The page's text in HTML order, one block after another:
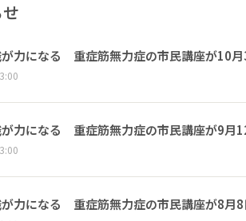
力になる 重症筋無力症の市民講座が10
力になる 重症筋無力症の市民講座が9月
力になる 重症筋無力症の市民講座が8月8